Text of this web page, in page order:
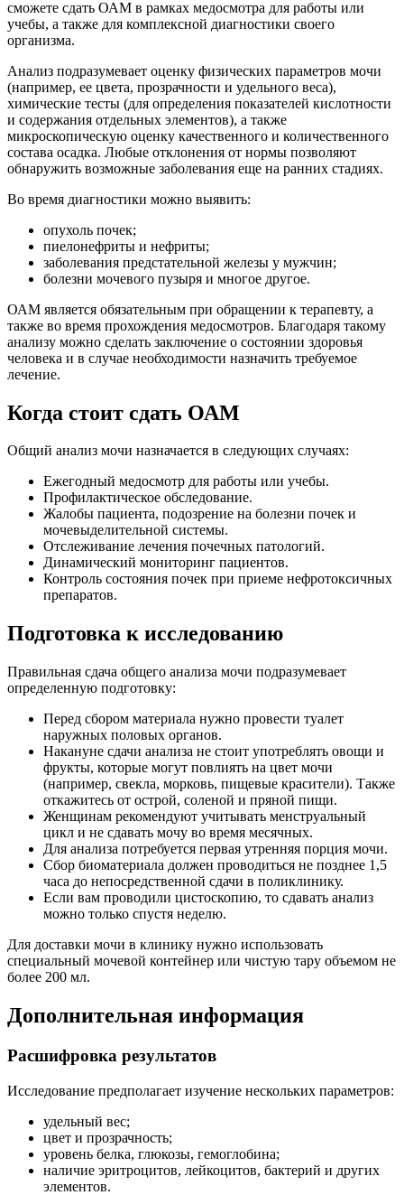
сможете сдать ОАМ в рамках медосмотра для работы или
учебы, а также для комплексной диагностики своего
организма.
Анализ подразумевает оценку физических параметров мочи
(например, ее цвета, прозрачности и удельного веса),
химические тесты (для определения показателей кислотности
и содержания отдельных элементов), а также
микроскопическую оценку качественного и количественного
состава осадка. Любые отклонения от нормы позволяют
обнаружить возможные заболевания еще на ранних стадиях.
Во время диагностики можно выявить:
опухоль почек;
пиелонефриты и нефриты;
заболевания предстательной железы у мужчин;
болезни мочевого пузыря и многое другое.
ОАМ является обязательным при обращении к терапевту, а
также во время прохождения медосмотров. Благодаря такому
анализу можно сделать заключение о состоянии здоровья
человека и в случае необходимости назначить требуемое
лечение.
Когда стоит сдать ОАМ
Общий анализ мочи назначается в следующих случаях:
Ежегодный медосмотр для работы или учебы.
Профилактическое обследование.
Жалобы пациента, подозрение на болезни почек и
мочевыделительной системы.
Отслеживание лечения почечных патологий.
Динамический мониторинг пациентов.
Контроль состояния почек при приеме нефротоксичных
препаратов.
Подготовка к исследованию
Правильная сдача общего анализа мочи подразумевает
определенную подготовку:
Перед сбором материала нужно провести туалет
наружных половых органов.
Накануне сдачи анализа не стоит употреблять овощи и
фрукты, которые могут повлиять на цвет мочи
(например, свекла, морковь, пищевые красители). Также
откажитесь от острой, соленой и пряной пищи.
Женщинам рекомендуют учитывать менструальный
цикл и не сдавать мочу во время месячных.
Для анализа потребуется первая утренняя порция мочи.
Сбор биоматериала должен проводиться не позднее 1,5
часа до непосредственной сдачи в поликлинику.
Если вам проводили цистоскопию, то сдавать анализ
можно только спустя неделю.
Для доставки мочи в клинику нужно использовать
специальный мочевой контейнер или чистую тару объемом не
более 200 мл.
Дополнительная информация
Расшифровка результатов
Исследование предполагает изучение нескольких параметров:
удельный вес;
цвет и прозрачность;
уровень белка, глюкозы, гемоглобина;
наличие эритроцитов, лейкоцитов, бактерий и других
элементов.